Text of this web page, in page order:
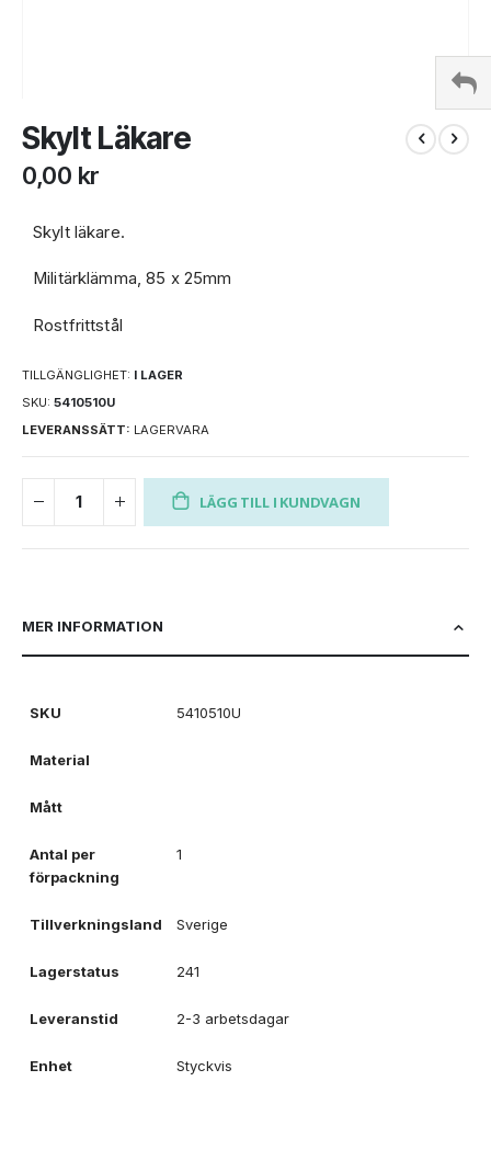
till
början
av
Skylt Läkare
0,00 kr
Skylt läkare.
Militärklämma, 85 x 25mm
Rostfrittstål
TILLGÄNGLIGHET: I LAGER
SKU 5410510U
LEVERANSSÄTT: LAGERVARA
LÄGG TILL I KUNDVAGN
MER INFORMATION
SKU 5410510U
Material
Mått
Antal per
förpackning
1
Tillverkningsland Sverige
Lagerstatus 241
Leveranstid 2-3 arbetsdagar
Enhet Styckvis